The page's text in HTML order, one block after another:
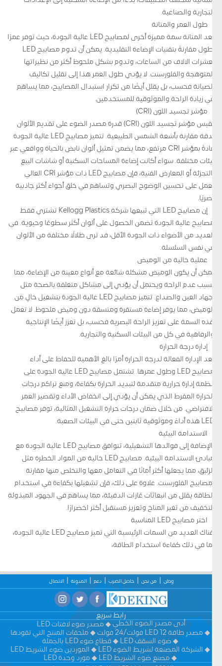
التجارية والصناعية.
طول العمر والمتانة
تعد المتانة سمة مميزة أخرى لمصابيح LED عالية الجودة، حيث توفر عمرًا
أطول مقارنةً بتقنيات الإضاءة التقليدية. يمكن أن تدوم مصابيح LED
لعشرات الآلاف من الساعات، وتدوم بشكل ملحوظ أكثر من نظيراتها
المتوهجة والفلورسنت. لا يؤدي طول العمر هذا إلى تقليل تكاليف
الصيانة فحسب، بل يقلل أيضًا من تكرار استبدال المصابيح، مما يساهم
في زيادة الراحة والموثوقية للمستخدمين.
مؤشر تجسيد اللون (CRI)
يقيس مؤشر تجسيد اللون (CRI) قدرة مصدر الضوء على تقديم الألوان
بدقة مقارنة بأشعة الشمس الطبيعية. تتميز مصابيح LED عالية الجودة
عادةً بمؤشر CRI مرتفع، مما يضمن تمثيل ألوان نابض بالحياة وواقعي عبر
بيئات مختلفة. سواء أكانت إضاءة المساحات السكنية أو شاشات البيع
بالتجزئة أو المعارض الفنية، فإن مصابيح LED ذات مؤشر CRI العالي
تعمل على تحسين الوضوح البصري وتساهم في خلق أجواء أكثر جاذبية
بصريًا.
إن مصابيح LED التي تبيعها شركة Kellogg Plastics تشتري فقط
مصابيح عالية الجودة تضمن الحصول على ألوان أكثر سطوعًا وحيوية. في
العديد من الأضواء ذات الجودة الأقل، قد ترى ظلالًا مختلفة من الألوان
في نفس السلسلة.
عملية خالية من الوميض
يمكن أن يكون الوميض مشكلة شائعة مع أنواع معينة من الإضاءة، مما
يسبب عدم الراحة ويحتمل أن يؤدي إلى مشاكل متعلقة بالصحة مثل
إجهاد العين والصداع. تتميز مصابيح LED عالية الجودة بتشغيل خالٍ من
الوميض، مما يوفر إضاءة مستقرة ومتسقة دون وميض ملحوظ. لا تعمل
هذه السمة على تعزيز الراحة البصرية فحسب، بل تعزز أيضًا الإنتاجية
والرفاهية في كل من البيئات السكنية والتجارية.
إدارة درجة الحرارة
تعد الإدارة الفعالة لدرجة الحرارة أمرًا بالغ الأهمية للحفاظ على أداء
مصابيح LED وطول عمرها. تشتمل مصابيح LED عالية الجودة على
أنظمة إدارة حرارية متقدمة لتبديد الحرارة بكفاءة، ومنع تراكم درجات
الحرارة المفرط الذي يمكن أن يؤدي إلى انخفاض الأداء وتقصير العمر
الافتراضي. من خلال ضمان درجات حرارة التشغيل المثالية، توفر مصابيح
LED هذه أداءً وموثوقية ثابتين حتى في البيئات الصعبة.
الاستدامة البيئية
بالإضافة إلى فوائدها التشغيلية، تتوافق مصابيح LED عالية الجودة مع
مبادئ الاستدامة البيئية. مصابيح LED خالية من المواد الخطرة مثل
الزئبق، مما يجعلها أكثر أمانًا في التعامل معها والتخلص منها مقارنة
بمصابيح الفلورسنت. علاوة على ذلك، فإن تشغيلها بكفاءة في استخدام
الطاقة يقلل من انبعاثات غازات الدفيئة، مما يساهم في الجهود المبذولة
للتخفيف من تغير المناخ وتعزيز مستقبل أكثر اخضرارًا.
اختر مصابيح LED المناسبة
هناك العديد من السمات الرئيسية التي تميز مصابيح LED عالية الجودة،
بما في ذلك كفاءة استخدام الطاقة،
وطن من نحن حاصل الضرب دعم المدونة الاتصال
رابط سريع
أدى مصدر الضوء الخطي
مصدر ضوء لافتات LED
مصدر طاقة LED 12 فولت/24 فولت
ملحقات المنتج التي تقودها
ضوء السقف LED
قطاع ضوء LED بالجملة
الشركة المصنعة لشريط الضوء LED
الموردين ضوء الشريط LED
مصنع ضوء الشريط LED
مورد وحدة LED